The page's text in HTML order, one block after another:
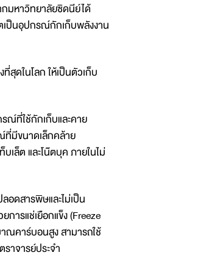
มหาวิทยาลัยซิดนีย์ได้
เป็นอุปกรณ์กักเก็บพลังงาน
ดในโลก ให้เป็นตัวเก็บ
ณ์ที่ใช้กักเก็บและคาย
ที่มีขนาดเล็กคล้าย
ล็ต และโน๊ตบุค ภายในไม่
อดสารพิษและไม่เป็น
ารแช่เยือกแข็ง (Freeze
ณคาร์บอนสูง สามารถใช้
าจารย์ประจำ